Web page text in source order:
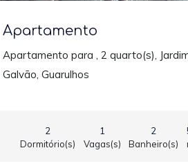
Apartamento
Apartamento para , 2 quarto(s),
Galvão, Guarulhos
2
Dormitório(s)
1
Vagas(s)
2
Banheiro(s)